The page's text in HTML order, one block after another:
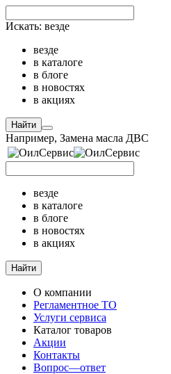
Искать: везде
везде
в каталоге
в блоге
в новостях
в акциях
Найти
Например, Замена масла ДВС
везде
в каталоге
в блоге
в новостях
в акциях
Найти
О компании
Регламентное ТО
Услуги сервиса
Каталог товаров
Акции
Контакты
Вопрос—ответ